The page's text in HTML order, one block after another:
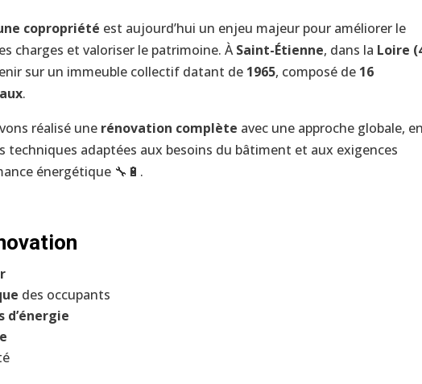
copropriété est aujourd’hui un enjeu majeur pour améliorer le
charges et valoriser le patrimoine. ÀSaint-Étienne, dans la Loire
sur un immeuble collectif datant de 1965, composé de 16
.
réalisé une rénovation complète avec une approche globale,
adaptées aux besoins du bâtiment et aux exigences
énergétique 🔧🔋.
des occupants
d’énergie